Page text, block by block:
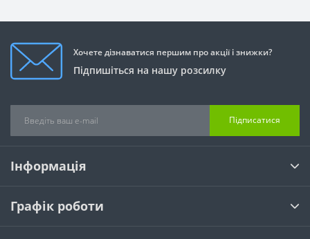
Хочете дізнаватися першим про акції і знижки?
Підпишіться на нашу розсилку
Підписатися
Інформація
Графік роботи